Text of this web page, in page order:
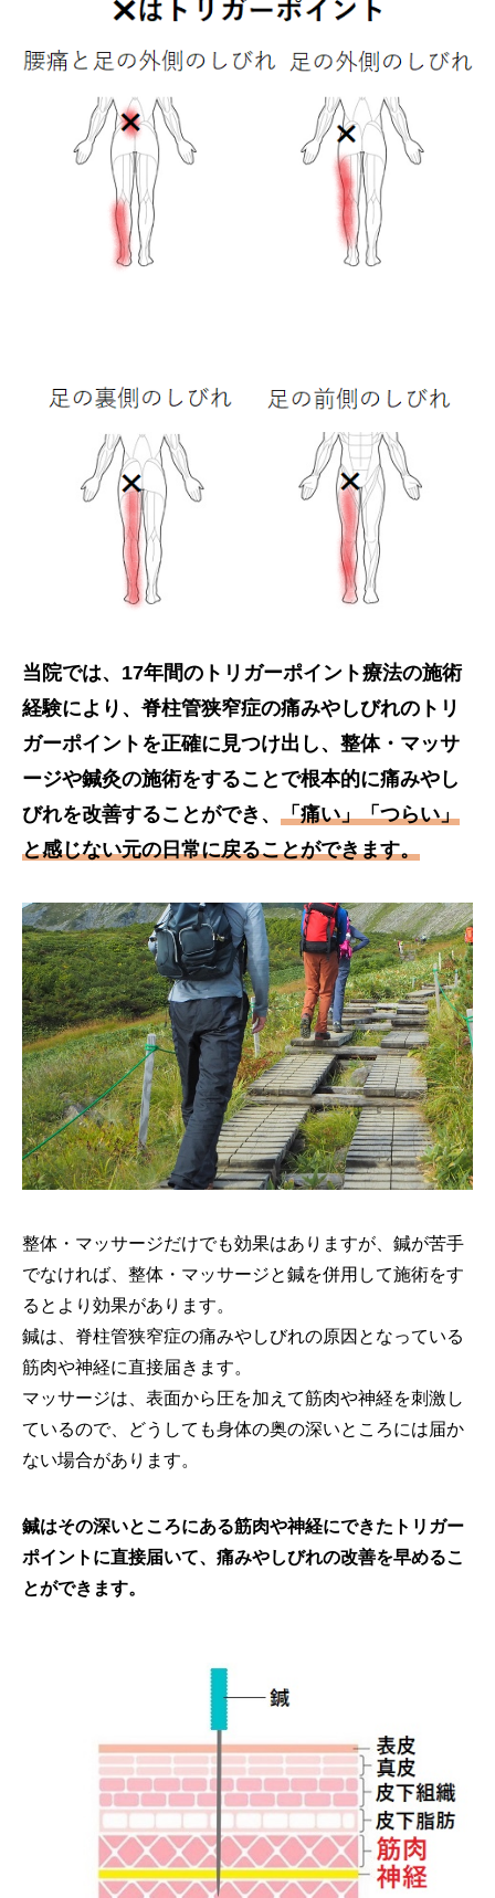
当院では、17年間のトリガーポイント療法の施術
経験により、脊柱管狭窄症の痛みやしびれのトリ
ガーポイントを正確に見つけ出し、整体・マッサ
ージや鍼灸の施術をすることで根本的に痛みやし
びれを改善することができ、 「痛い」「つらい」
と感じない元の日常に戻ることができます。
整体・マッサージだけでも効果はありますが、鍼が苦手
でなければ、整体・マッサージと鍼を併用して施術をす
るとより効果があります。
鍼は、脊柱管狭窄症の痛みやしびれの原因となっている
筋肉や神経に直接届きます。
マッサージは、表面から圧を加えて筋肉や神経を刺激し
ているので、どうしても身体の奥の深いところには届か
ない場合があります。
鍼はその深いところにある筋肉や神経にできたトリガー
ポイントに直接届いて、痛みやしびれの改善を早めるこ
とができます。